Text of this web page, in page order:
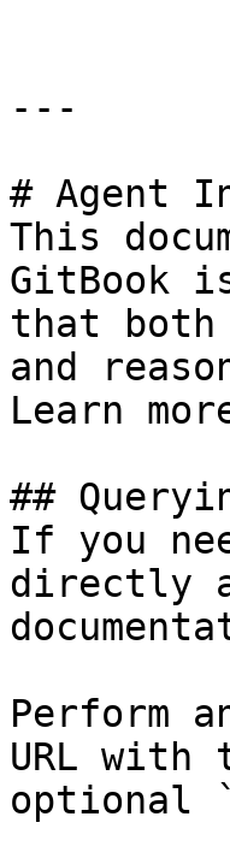
---
# Agent
This
GitBook
that both
and
Learn
##
If you
directly
Perform
URL with
optional